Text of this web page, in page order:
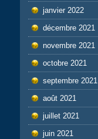
janvier 2022
décembre 2021
novembre 2021
octobre 2021
septembre 2021
août 2021
juillet 2021
juin 2021